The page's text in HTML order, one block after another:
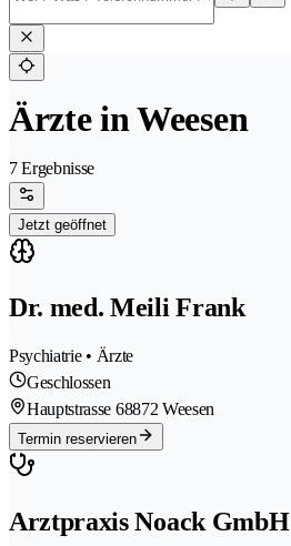
Ärzte in Weesen
7 Ergebnisse
Jetzt geöffnet
Dr. med. Meili Frank
Psychiatrie • Ärzte
Geschlossen
Hauptstrasse 68872 Weesen
Termin reservieren
Arztpraxis Noack GmbH